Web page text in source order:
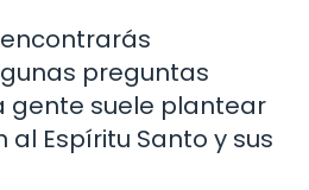
preguntas
gente suele plantear
Espíritu Santo y sus